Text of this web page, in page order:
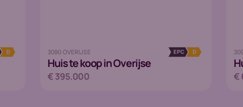
D 3090 OVERIJSE
Huiste koop in Overijse
EPC D
€ 395.000 €